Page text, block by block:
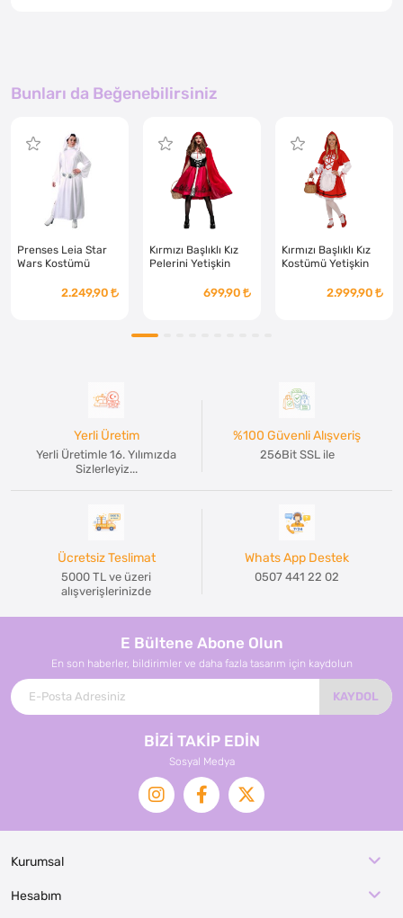
Bunları da Beğenebilirsiniz
Prenses Leia Star
Wars Kostümü
2.249,90
Kırmızı Başlıklı Kız
Pelerini Yetişkin
699,90
Kırmızı Başlıklı Kız
Kostümü Yetişkin
2.999,90
Yerli Üretim
Yerli Üretimle 16. Yılımızda
Sizlerleyiz...
%100 Güvenli Alışveriş
256Bit SSL ile
Ücretsiz Teslimat
5000 TL ve üzeri
alışverişlerinizde
Whats App Destek
0507 441 22 02
E Bültene Abone Olun
En son haberler, bildirimler ve daha fazla tasarım için kaydolun
KAYDOL
BİZİ TAKİP EDİN
Sosyal Medya
Kurumsal
Hesabım